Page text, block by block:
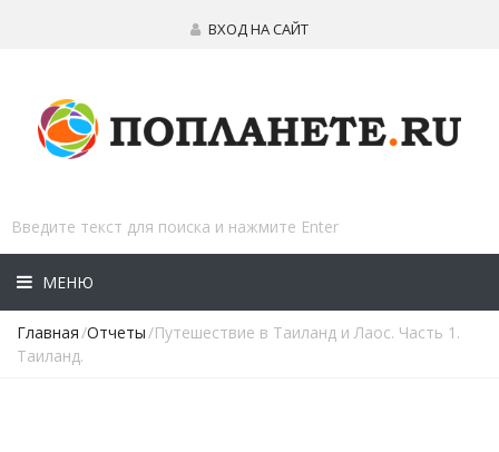
ВХОД НА САЙТ
МЕНЮ
Главная/Отчеты/Путешествие в Таиланд и Лаос. Часть 1.
Таиланд.